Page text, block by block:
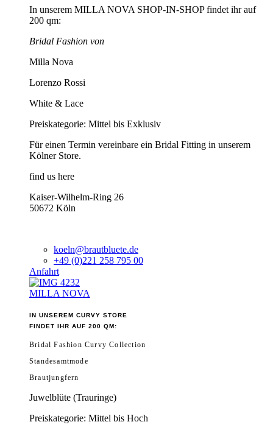
In unserem MILLA NOVA SHOP-IN-SHOP findet ihr auf
200 qm:
Bridal Fashion von
Milla Nova
Lorenzo Rossi
White & Lace
Preiskategorie: Mittel bis Exklusiv
Für einen Termin vereinbare ein Bridal Fitting in unserem
Kölner Store.
find us here
Kaiser-Wilhelm-Ring 26
50672 Köln
koeln@brautbluete.de
+49 (0)221 258 795 00
Anfahrt
MILLA NOVA
IN UNSEREM CURVY STORE
FINDET IHR AUF 200 QM:
Bridal Fashion Curvy Collection
Standesamtmode
Brautjungfern
Juwelblüte (Trauringe)
Preiskategorie: Mittel bis Hoch